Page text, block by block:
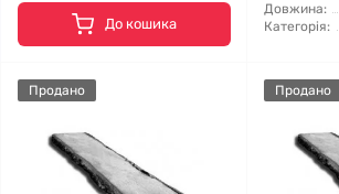
До кошика
Довжина:
Категорія:
Продано Продано